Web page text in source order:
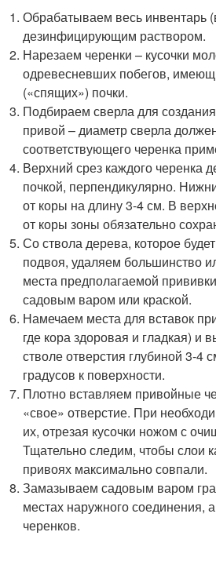
Обрабатываем весь инвентарь
дезинфицирующим раствором.
Нарезаем черенки – кусочки
одревесневших побегов,
(«спящих») почки.
Подбираем сверла для
привой – диаметр сверла
соответствующего черенка
Верхний срез каждого черенка
почкой, перпендикулярно.
от коры на длину 3-4 см. В
от коры зоны обязательно
Со ствола дерева, которое
подвоя, удаляем большинство
места предполагаемой
садовым варом или краской.
Намечаем места для вставок
где кора здоровая и гладкая) и
стволе отверстия глубиной 3-4
градусов к поверхности.
Плотно вставляем привойные
«свое» отверстие. При
их, отрезая кусочки ножом с
Тщательно следим, чтобы слои
привоях максимально совпали.
Замазываем садовым варом
местах наружного соединения,
черенков.